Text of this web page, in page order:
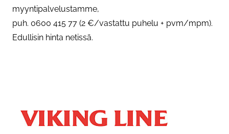
myyntipalvelustamme,
puh. 0600 415 77 (2 €/vastattu puhelu + pvm/mpm).
Edullisin hinta netissä.